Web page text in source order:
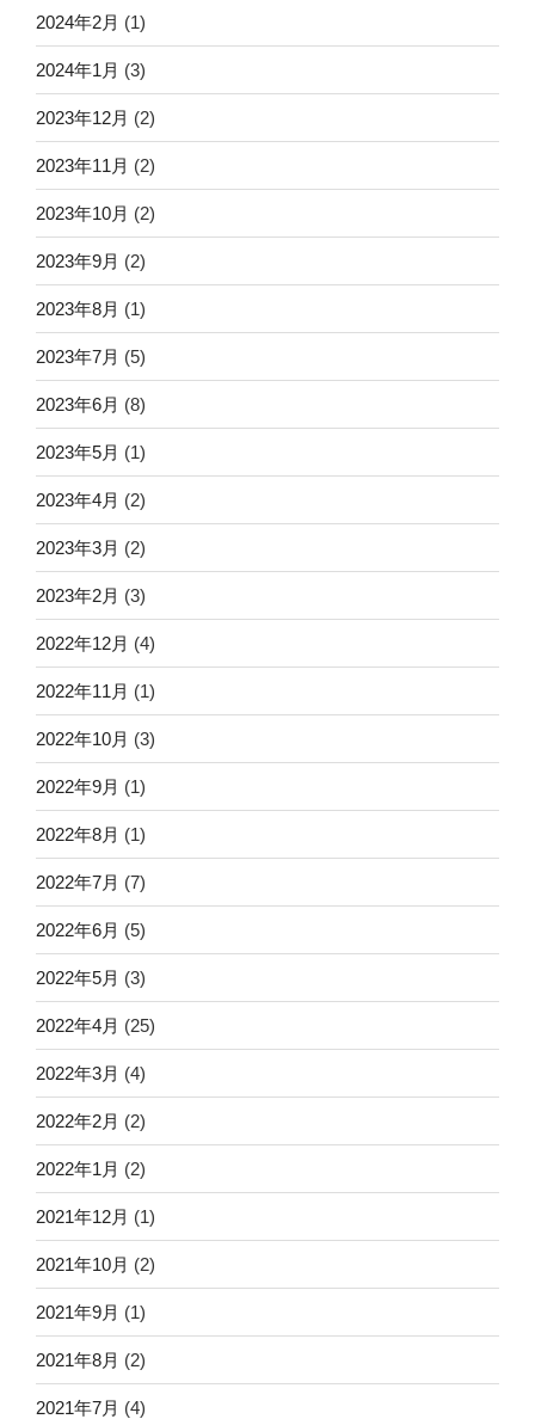
2024年2月 (1)
2024年1月 (3)
2023年12月 (2)
2023年11月 (2)
2023年10月 (2)
2023年9月 (2)
2023年8月 (1)
2023年7月 (5)
2023年6月 (8)
2023年5月 (1)
2023年4月 (2)
2023年3月 (2)
2023年2月 (3)
2022年12月 (4)
2022年11月 (1)
2022年10月 (3)
2022年9月 (1)
2022年8月 (1)
2022年7月 (7)
2022年6月 (5)
2022年5月 (3)
2022年4月 (25)
2022年3月 (4)
2022年2月 (2)
2022年1月 (2)
2021年12月 (1)
2021年10月 (2)
2021年9月 (1)
2021年8月 (2)
2021年7月 (4)